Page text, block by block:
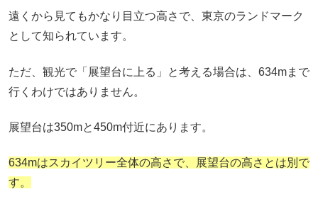
遠くから見てもかなり目立つ高さで、東京のランドマーク
として知られています。
ただ、観光で「展望台に上る」と考える場合は、634mまで
行くわけではありません。
展望台は350mと450m付近にあります。
634mはスカイツリー全体の高さで、展望台の高さとは別で
す。